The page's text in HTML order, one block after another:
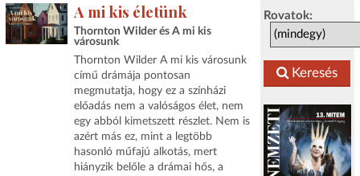
Rovatok:
Keresés
A mi kis életünk
Thornton Wilder és A mi kis
városunk
Thornton Wilder A mi kis városunk
című drámája pontosan
megmutatja, hogy ez a színházi
előadás nem a valóságos élet, nem
egy abból kimetszett részlet. Nem is
azért más ez, mint a legtöbb
hasonló műfajú alkotás, mert
hiányzik belőle a drámai hős, a